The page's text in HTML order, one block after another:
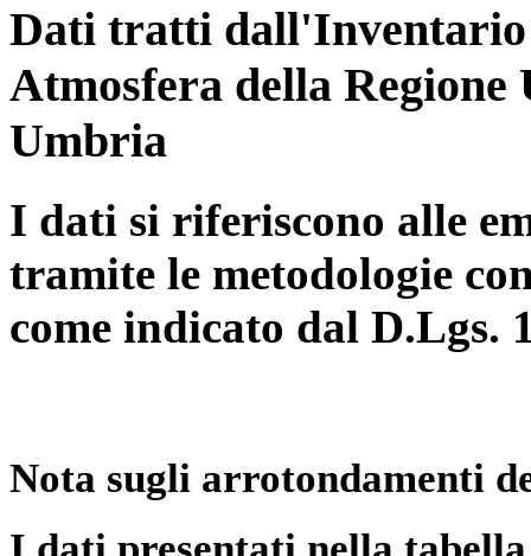
Dati tratti dall'Inventario
Atmosfera della
Umbria
I dati si riferiscono alle
tramite le metodologie
come indicato dal D.Lgs.
Nota sugli arrotondamenti